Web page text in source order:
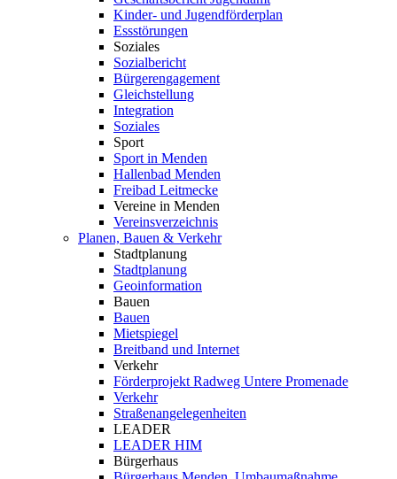
Kinder- und Jugendförderplan
Essstörungen
Soziales
Sozialbericht
Bürgerengagement
Gleichstellung
Integration
Soziales
Sport
Sport in Menden
Hallenbad Menden
Freibad Leitmecke
Vereine in Menden
Vereinsverzeichnis
Planen, Bauen & Verkehr
Stadtplanung
Stadtplanung
Geoinformation
Bauen
Bauen
Mietspiegel
Breitband und Internet
Verkehr
Förderprojekt Radweg Untere Promenade
Verkehr
Straßenangelegenheiten
LEADER
LEADER HIM
Bürgerhaus